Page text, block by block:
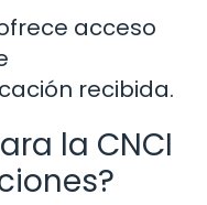
acceso
recibida.
la CNCI